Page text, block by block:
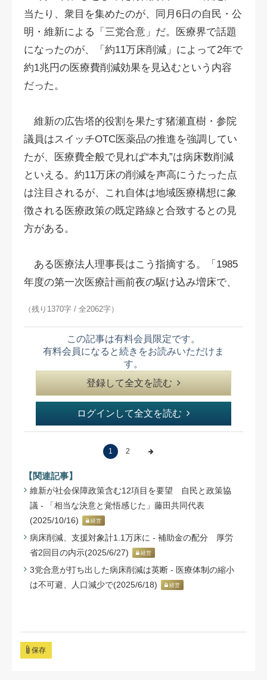
当たり、衆目を集めたのが、同月6日の自民・公
明・維新による「三党合意」だ。医療界で話題
になったのが、「約11万床削減」によって2年で
約1兆円の医療費削減効果を見込むという内容
だった。
維新の広告塔的役割を果たす猪瀬直樹・参院
議員はスイッチOTC医薬品の推進を強調してい
たが、医療費全般で見れば“本丸”は病床数削減
といえる。約11万床の削減を声高にうたった点
は注目されるが、これ自体は地域医療構想に象
徴される医療政策の既定路線と合致するとの見
方がある。
ある医療法人理事長はこう指摘する。「1985
年度の第一次医療計画前夜の駆け込み増床で、
（残り1370字 / 全2062字）
この記事は有料会員限定です。
有料会員になると続きをお読みいただけま
す。
登録して全文を読む
ログインして全文を読む
1 2
【関連記事】
維新が社会保障政策含む12項目を要望 自民と政策協
議 - 「相当な決意と覚悟感じた」藤田共同代表
(2025/10/16)
経営
病床削減、支援対象計1.1万床に - 補助金の配分 厚労
省2回目の内示(2025/6/27)
経営
3党合意が打ち出した病床削減は英断 - 医療体制の縮小
は不可避、人口減少で(2025/6/18)
経営
保存